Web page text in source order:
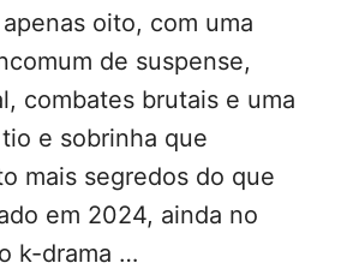
oito, com uma
de suspense,
combates brutais e uma
e sobrinha que
mais segredos do que
em 2024, ainda no
k-drama …